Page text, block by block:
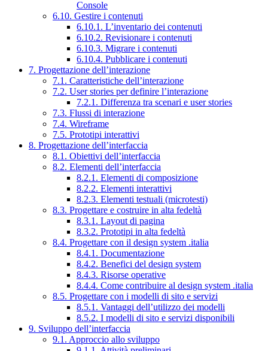
Console
6.10. Gestire i contenuti
6.10.1. L’inventario dei contenuti
6.10.2. Revisionare i contenuti
6.10.3. Migrare i contenuti
6.10.4. Pubblicare i contenuti
7. Progettazione dell’interazione
7.1. Caratteristiche dell’interazione
7.2. User stories per definire l’interazione
7.2.1. Differenza tra scenari e user stories
7.3. Flussi di interazione
7.4. Wireframe
7.5. Prototipi interattivi
8. Progettazione dell’interfaccia
8.1. Obiettivi dell’interfaccia
8.2. Elementi dell’interfaccia
8.2.1. Elementi di composizione
8.2.2. Elementi interattivi
8.2.3. Elementi testuali (microtesti)
8.3. Progettare e costruire in alta fedeltà
8.3.1. Layout di pagina
8.3.2. Prototipi in alta fedeltà
8.4. Progettare con il design system .italia
8.4.1. Documentazione
8.4.2. Benefici del design system
8.4.3. Risorse operative
8.4.4. Come contribuire al design system .italia
8.5. Progettare con i modelli di sito e servizi
8.5.1. Vantaggi dell’utilizzo dei modelli
8.5.2. I modelli di sito e servizi disponibili
9. Sviluppo dell’interfaccia
9.1. Approccio allo sviluppo